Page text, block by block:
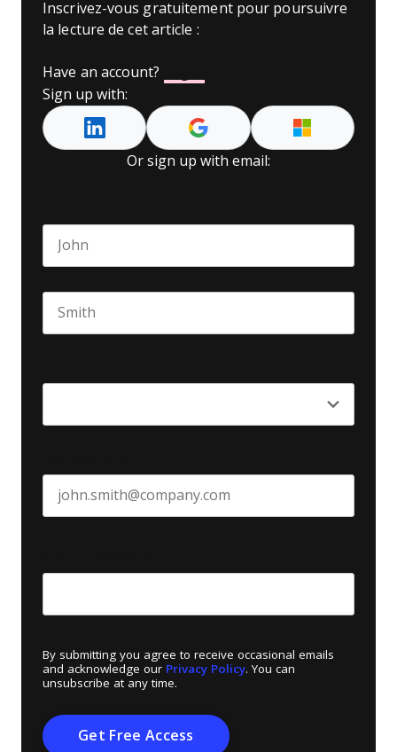
Inscrivez-vous gratuitement pour poursuivre
la lecture de cet article :
Have an account?
Sign up with:
Or sign up with email:
By submitting you agree to receive occasional emails
and acknowledge our Privacy Policy. You can
unsubscribe at any time.